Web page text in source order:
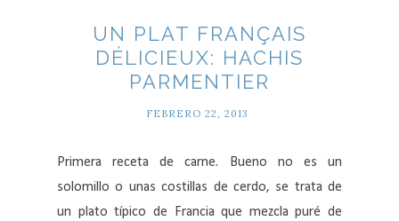
UN PLAT FRANÇAIS
DÉLICIEUX: HACHIS
PARMENTIER
FEBRERO 22, 2013
Primera receta de carne. Bueno no es un
solomillo o unas costillas de cerdo, se trata de
un plato típico de Francia que mezcla puré de